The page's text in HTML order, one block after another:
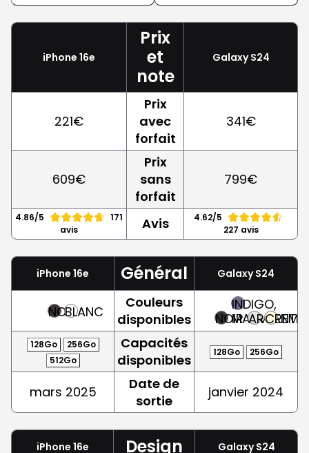
iPhone 16e
Prix
et
note
Galaxy S24
221€
Prix
avec
forfait
341€
609€
Prix
sans
forfait
799€
4.86/5
171
avis
Avis
4.62/5
227 avis
iPhone 16e Général Galaxy S24
NOIRBLANC
Couleurs
disponibles
NOIR
INDIGO,
MAUVE
ARGENT
CREME
128Go
256Go
512Go
Capacités
disponibles
128Go 256Go
mars 2025
Date de
sortie
janvier 2024
iPhone 16e Design Galaxy S24